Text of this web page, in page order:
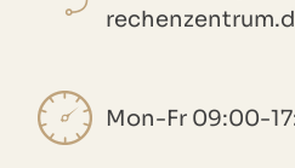
Mon-Fr 09:00-